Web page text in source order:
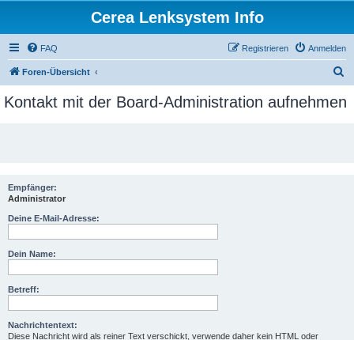
Cerea Lenksystem Info
FAQ Anmelden
Registrieren
Foren-Übersicht
c
Kontakt mit der Board-Administration aufnehmen
Empfänger:
Administrator
Deine E-Mail-Adresse:
Dein Name:
Betreff:
Nachrichtentext:
Diese Nachricht wird als reiner Text verschickt, verwende daher kein HTML oder